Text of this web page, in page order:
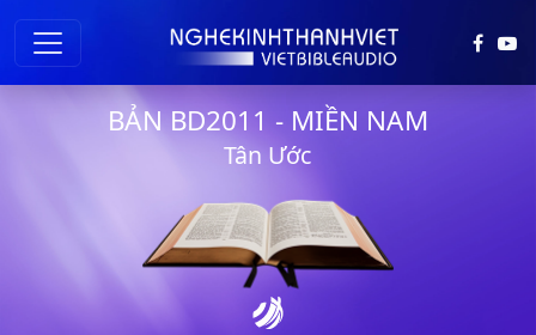
BẢN BD2011 - MIỀN NAM
Tân Ước